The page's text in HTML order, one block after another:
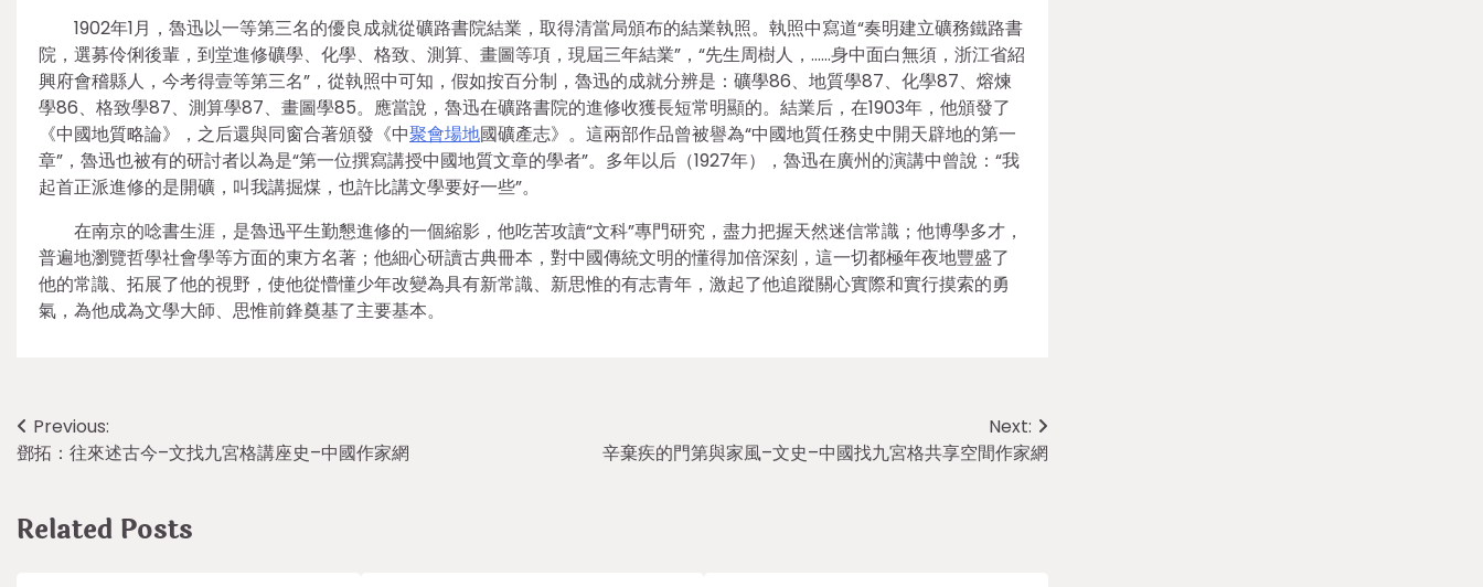
1902年1月，魯迅以一等第三名的優良成就從礦路書院結業，取得清當局頒布的結業執照。執照中寫道“奏明建立礦務鐵路書
院，選募伶俐後輩，到堂進修礦學、化學、格致、測算、畫圖等項，現屆三年結業”，“先生周樹人，……身中面白無須，浙江省紹
興府會稽縣人，今考得壹等第三名”，從執照中可知，假如按百分制，魯迅的成就分辨是：礦學86、地質學87、化學87、熔煉
學86、格致學87、測算學87、畫圖學85。應當說，魯迅在礦路書院的進修收獲長短常明顯的。結業后，在1903年，他頒發了
《中國地質略論》，之后還與同窗合著頒發《中聚會場地國礦產志》。這兩部作品曾被譽為“中國地質任務史中開天辟地的第一
章”，魯迅也被有的研討者以為是“第一位撰寫講授中國地質文章的學者”。多年以后（1927年），魯迅在廣州的演講中曾說：“我
起首正派進修的是開礦，叫我講掘煤，也許比講文學要好一些”。
在南京的唸書生涯，是魯迅平生勤懇進修的一個縮影，他吃苦攻讀“文科”專門研究，盡力把握天然迷信常識；他博學多才，
普遍地瀏覽哲學社會學等方面的東方名著；他細心研讀古典冊本，對中國傳統文明的懂得加倍深刻，這一切都極年夜地豐盛了
他的常識、拓展了他的視野，使他從懵懂少年改變為具有新常識、新思惟的有志青年，激起了他追蹤關心實際和實行摸索的勇
氣，為他成為文學大師、思惟前鋒奠基了主要基本。
Post
navigation
Previous:
鄧拓：往來述古今–文找九宮格講座史–中國作家網
Next:
辛棄疾的門第與家風–文史–中國找九宮格共享空間作家網
Related Posts